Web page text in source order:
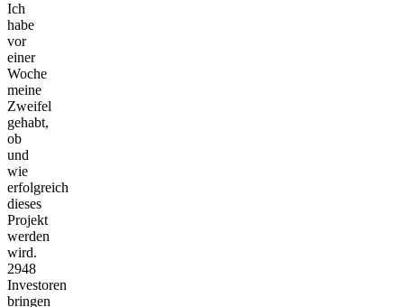
Ich
habe
vor
einer
Woche
meine
Zweifel
gehabt,
ob
und
wie
erfolgreich
dieses
Projekt
werden
wird.
2948
Investoren
bringen